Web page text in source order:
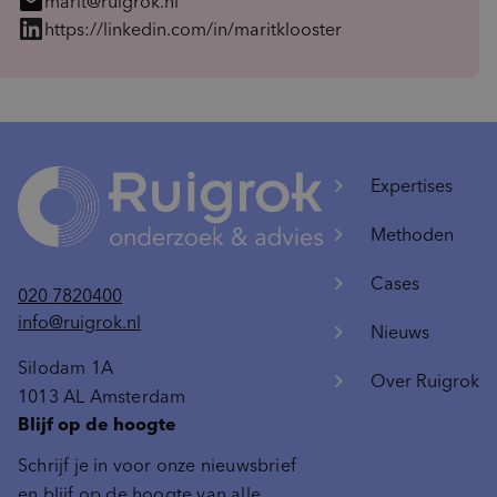
https://linkedin.com/in/maritklooster
020 7820400
info@ruigrok.nl
Silodam 1A
1013 AL Amsterdam
Expertises
Methoden
Cases
Nieuws
Over Ruigrok
Blijf op de hoogte
Schrijf je in voor onze nieuwsbrief